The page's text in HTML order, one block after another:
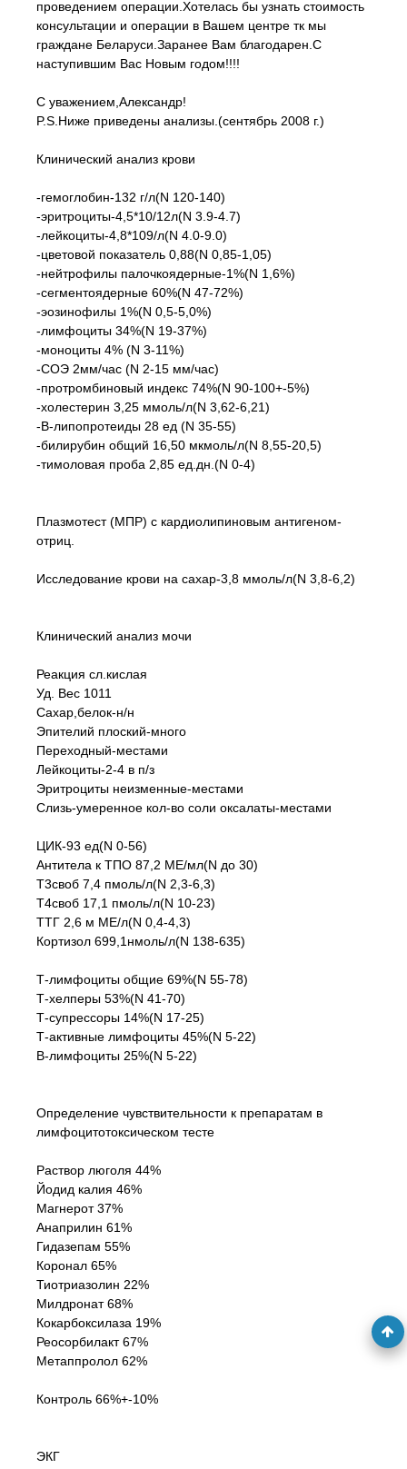
проведением операции.Хотелась бы узнать стоимость
консультации и операции в Вашем центре тк мы
граждане Беларуси.Заранее Вам благодарен.С
наступившим Вас Новым годом!!!!
С уважением,Александр!
P.S.Ниже приведены анализы.(сентябрь 2008 г.)
Клинический анализ крови
-гемоглобин-132 г/л(N 120-140)
-эритроциты-4,5*10/12л(N 3.9-4.7)
-лейкоциты-4,8*109/л(N 4.0-9.0)
-цветовой показатель 0,88(N 0,85-1,05)
-нейтрофилы палочкоядерные-1%(N 1,6%)
-сегментоядерные 60%(N 47-72%)
-эозинофилы 1%(N 0,5-5,0%)
-лимфоциты 34%(N 19-37%)
-моноциты 4% (N 3-11%)
-СОЭ 2мм/час (N 2-15 мм/час)
-протромбиновый индекс 74%(N 90-100+-5%)
-холестерин 3,25 ммоль/л(N 3,62-6,21)
-В-липопротеиды 28 ед (N 35-55)
-билирубин общий 16,50 мкмоль/л(N 8,55-20,5)
-тимоловая проба 2,85 ед.дн.(N 0-4)
Плазмотест (МПР) с кардиолипиновым антигеном-
отриц.
Исследование крови на сахар-3,8 ммоль/л(N 3,8-6,2)
Клинический анализ мочи
Реакция сл.кислая
Уд. Вес 1011
Сахар,белок-н/н
Эпителий плоский-много
Переходный-местами
Лейкоциты-2-4 в п/з
Эритроциты неизменные-местами
Слизь-умеренное кол-во соли оксалаты-местами
ЦИК-93 ед(N 0-56)
Антитела к ТПО 87,2 МЕ/мл(N до 30)
Т3своб 7,4 пмоль/л(N 2,3-6,3)
Т4своб 17,1 пмоль/л(N 10-23)
ТТГ 2,6 м МЕ/л(N 0,4-4,3)
Кортизол 699,1нмоль/л(N 138-635)
Т-лимфоциты общие 69%(N 55-78)
Т-хелперы 53%(N 41-70)
Т-супрессоры 14%(N 17-25)
Т-активные лимфоциты 45%(N 5-22)
В-лимфоциты 25%(N 5-22)
Определение чувствительности к препаратам в
лимфоцитотоксическом тесте
Раствор люголя 44%
Йодид калия 46%
Магнерот 37%
Анаприлин 61%
Гидазепам 55%
Коронал 65%
Тиотриазолин 22%
Милдронат 68%
Кокарбоксилаза 19%
Реосорбилакт 67%
Метаппролол 62%
Контроль 66%+-10%
ЭКГ